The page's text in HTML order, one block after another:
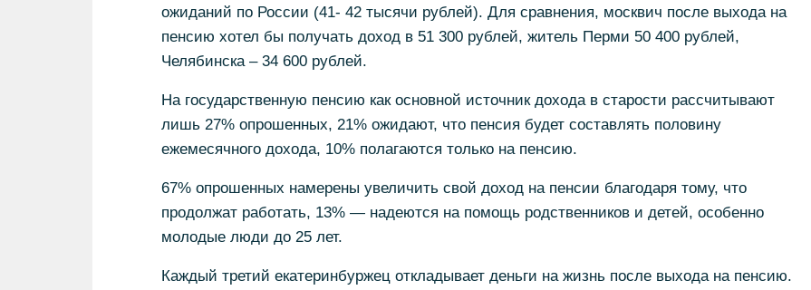
ожиданий по России (41- 42 тысячи рублей). Для сравнения, москвич после выхода на
пенсию хотел бы получать доход в 51 300 рублей, житель Перми 50 400 рублей,
Челябинска – 34 600 рублей.
На государственную пенсию как основной источник дохода в старости рассчитывают
лишь 27% опрошенных, 21% ожидают, что пенсия будет составлять половину
ежемесячного дохода, 10% полагаются только на пенсию.
67% опрошенных намерены увеличить свой доход на пенсии благодаря тому, что
продолжат работать, 13% — надеются на помощь родственников и детей, особенно
молодые люди до 25 лет.
Каждый третий екатеринбуржец откладывает деньги на жизнь после выхода на пенсию.